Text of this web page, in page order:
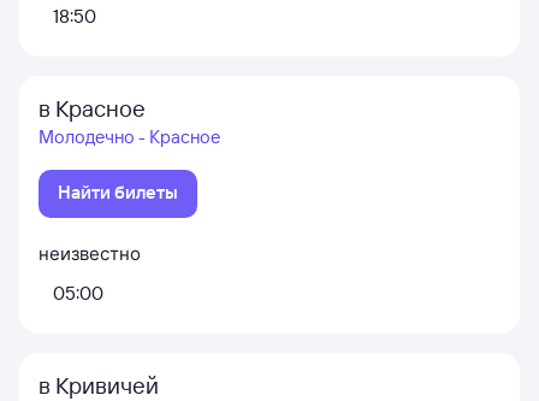
18:50
в Красное
Молодечно - Красное
Найти билеты
неизвестно
05:00
в Кривичей